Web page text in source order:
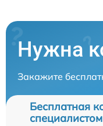
Нужна
Закажите
Бесплатная
специалистом